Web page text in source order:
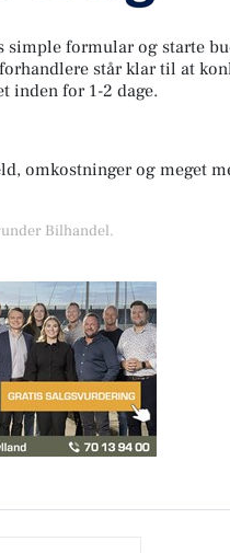
simple formular og starte
står klar til at
inden for 1-2 dage.
omkostninger og meget
Bilhandel.